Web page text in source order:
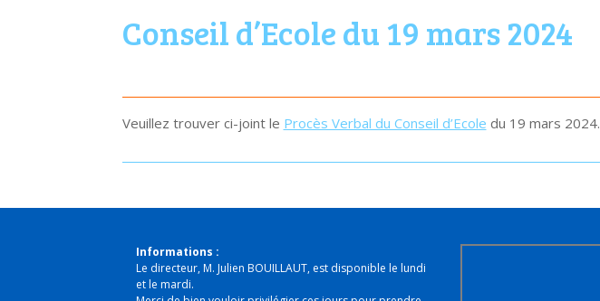
Conseil d’Ecole du 19 mars 2024
Veuillez trouver ci-joint le Procès Verbal du Conseil d’Ecole du 19 mars 2024.
Informations :
Le directeur, M. Julien BOUILLAUT, est disponible le lundi
et le mardi.